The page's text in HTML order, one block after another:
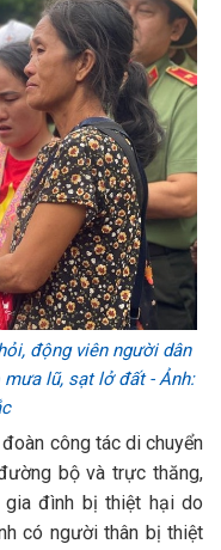
động viên người dân
lũ, sạt lở đất - Ảnh:
công tác di chuyển
bộ và trực thăng,
đình bị thiệt hại do
có người thân bị thiệt